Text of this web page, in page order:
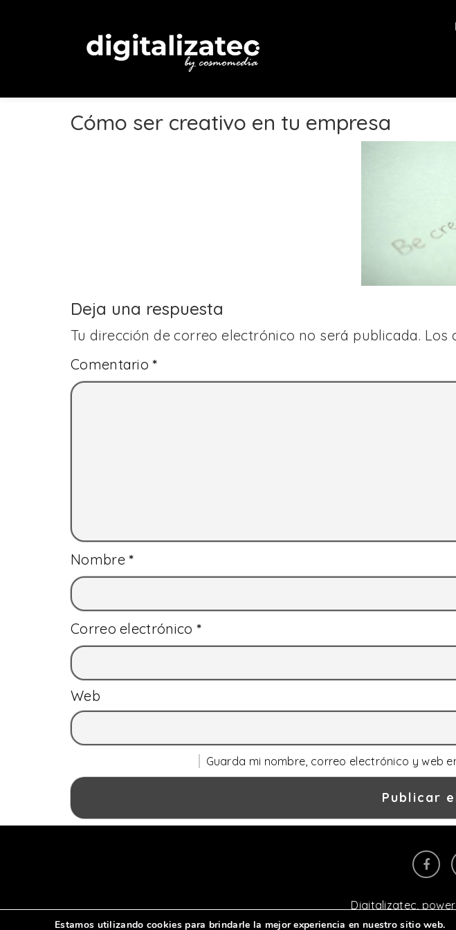
Cómo ser creativo en tu empresa
Deja una respuesta
Tu dirección de correo electrónico no será publicada. Los
Comentario*
Nombre*
Correo electrónico *
Web
Guarda mi nombre, correo electrónico y web
Digitalizatec ,
Aviso legal|Política de
Estamos utilizando cookies para brindarle la mejor experiencia en nuestro sitio web.